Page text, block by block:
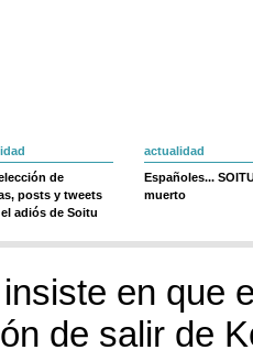
de
posts y tweets
adiós de Soitu
actualidad
Españoles...
muerto
en que
de salir de